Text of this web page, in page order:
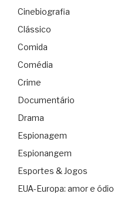
Cinebiografia
Clássico
Comida
Comédia
Crime
Documentário
Drama
Espionagem
Espionangem
Esportes & Jogos
EUA-Europa: amor e ódio